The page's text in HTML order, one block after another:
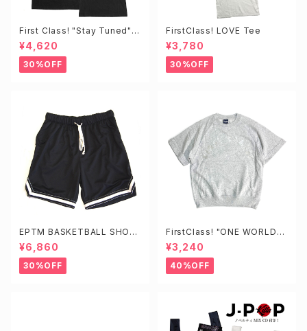
First Class! "Stay Tuned"T
EE
¥4,620
30%OFF
FirstClass! LOVE Tee
¥3,780
30%OFF
EPTM BASKETBALL SHOR
TS
¥6,860
30%OFF
FirstClass! "ONE WORLD"
Loose Fit Tee
¥3,240
40%OFF